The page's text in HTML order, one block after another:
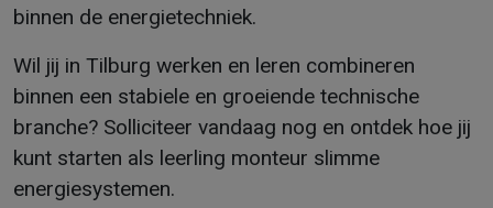
binnen de energietechniek.
Wil jij in Tilburg werken en leren combineren
binnen een stabiele en groeiende technische
branche? Solliciteer vandaag nog en ontdek hoe jij
kunt starten als leerling monteur slimme
energiesystemen.